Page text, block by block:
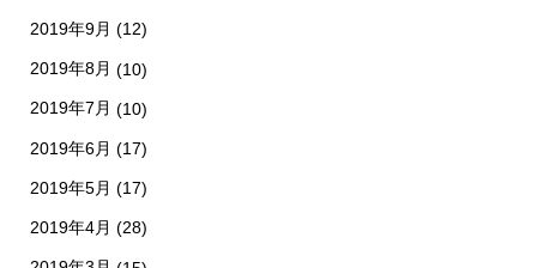
2019年9月 (12)
2019年8月 (10)
2019年7月 (10)
2019年6月 (17)
2019年5月 (17)
2019年4月 (28)